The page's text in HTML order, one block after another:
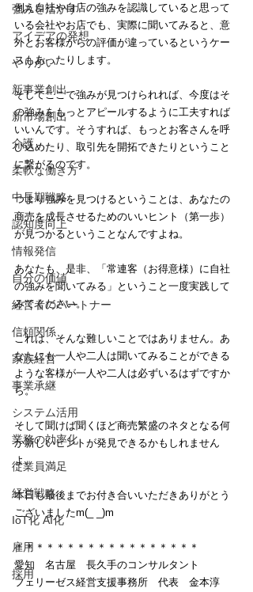
強みを活かす
アイデアの発想
やりがい
新事業創出
新市場創出
介護
柔軟な働き方
中長期戦略
認知度向上
情報発信
自分の価値
経営者のパートナー
信頼関係
家族経営
事業承継
システム活用
業務の効率化
従業員満足
経営戦略
IoT化 AI化
雇用
採用
例え自社や自店の強みを認識していると思って
いる会社やお店でも、実際に聞いてみると、意
外とお客様からの評価が違っているというケー
スもあったりします。
そしてここで強みが見つけられれば、今度はそ
の強みをもっとアピールするように工夫すれば
いいんです。そうすれば、もっとお客さんを呼
び込めたり、取引先を開拓できたりということ
に繋がるのです。
つまり強みを見つけるということは、あなたの
商売を成長させるためのいいヒント（第一歩）
が見つかるということなんですよね。
あなたも、是非、「常連客（お得意様）に自社
の強みを聞いてみる」ということ一度実践して
みてください。
これは、そんな難しいことではありません。あ
なたにも一人や二人は聞いてみることができる
ような客様が一人や二人は必ずいるはずですか
ら。
そして聞けば聞くほど商売繁盛のネタとなる何
か新しいヒントが発見できるかもしれません
よ。
本日も最後までお付き合いいただきありがとう
ございましたm(_ _)m
＊＊＊＊＊＊＊＊＊＊＊＊＊＊＊＊＊＊
愛知　名古屋　長久手のコンサルタント
フェリーゼス経営支援事務所　代表　金本淳